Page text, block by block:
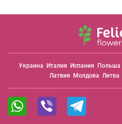
Украина Италия Испания Польша
Латвия Молдова Литва